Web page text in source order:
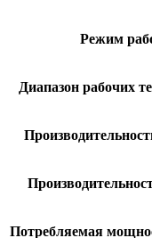
Режим
Диапазон рабочих
Потребляемая